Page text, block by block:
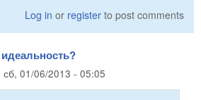
Log in or register to post comments
сб, 01/06/2013 - 05:05